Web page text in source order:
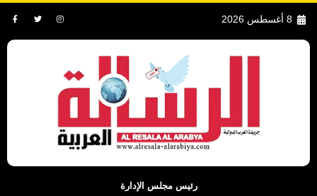
8 أغسطس 2026
رئيس مجلس الإدارة